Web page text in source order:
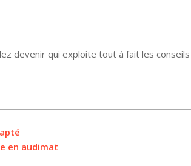
devenir qui exploite tout à fait les
en audimat